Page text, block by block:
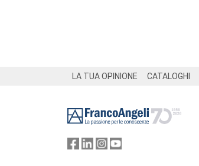
LA TUA OPINIONE CATALOGHI